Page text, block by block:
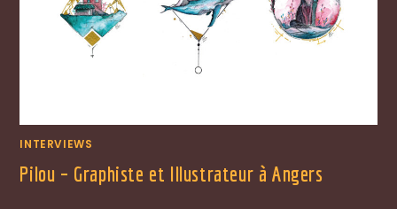
INTERVIEWS
Pilou – Graphiste et Illustrateur à Angers